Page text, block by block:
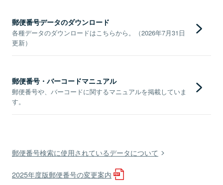
郵便番号データのダウンロード
各種データのダウンロードはこちらから。（2026年7月31日
更新）
郵便番号・バーコードマニュアル
郵便番号や、バーコードに関するマニュアルを掲載していま
す。
郵便番号検索に使用されているデータについて
2025年度版郵便番号の変更案内